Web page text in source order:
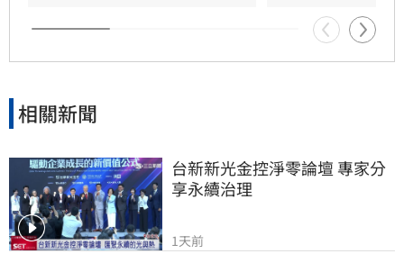
相關新聞
台新新光金控淨零論壇 專家分
享永續治理
1天前